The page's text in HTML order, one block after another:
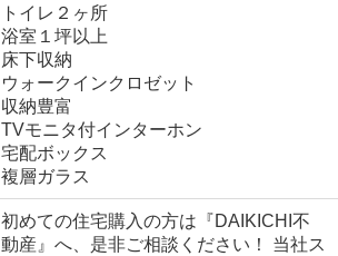
トイレ２ヶ所
浴室１坪以上
床下収納
ウォークインクロゼット
収納豊富
TVモニタ付インターホン
宅配ボックス
複層ガラス
初めての住宅購入の方は『DAIKICHI不
動産』へ、是非ご相談ください！ 当社ス